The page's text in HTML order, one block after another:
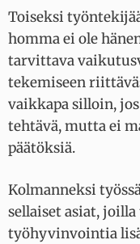
Toiseksi
homma ei ole
tarvittava
tekemiseen
vaikkapa silloin,
tehtävä, mutta ei
päätöksiä.
Kolmanneksi
sellaiset asiat,
työhyvinvointia